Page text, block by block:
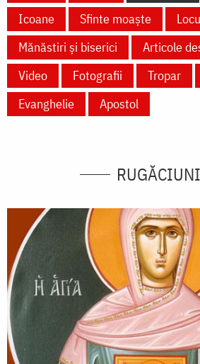
Icoane
Sfinte moaște
Mănăstiri și biserici
Articole
Video
Fotografii Tropar
Evanghelie
Apostol
RUGĂCIUNI